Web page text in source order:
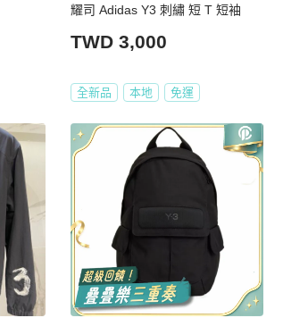
耀司 Adidas Y3 刺繡 短 T 短袖
TWD 3,000
全新品 本地 免運